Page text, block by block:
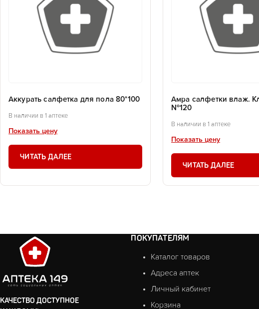
Аккурать салфетка для пола 80*100
В наличии в 1 аптеке
Показать цену
ЧИТАТЬ ДАЛЕЕ
Амра салфетки влаж.
№120
В наличии в 1 аптеке
Показать цену
ЧИТАТЬ ДАЛЕЕ
КАЧЕСТВО ДОСТУПНОЕ
ПОКУПАТЕЛЯМ
Каталог товаров
Адреса аптек
Личный кабинет
Корзина